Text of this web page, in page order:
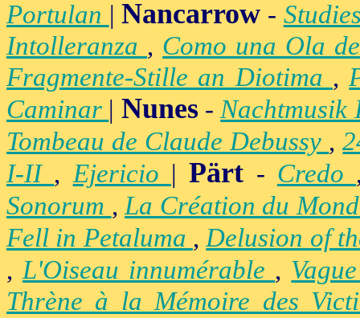
Portulan |Nancarrow -
Intolleranza , Como una Ola
Fragmente-Stille an Diotima ,
Caminar | Nunes-
Tombeau de Claude Debussy ,
I-II ,Ejericio |Pärt - Credo
Sonorum ,La Création du
Fell in Petaluma ,Delusion of
,L'Oiseau innumérable ,
Thrène à la Mémoire des